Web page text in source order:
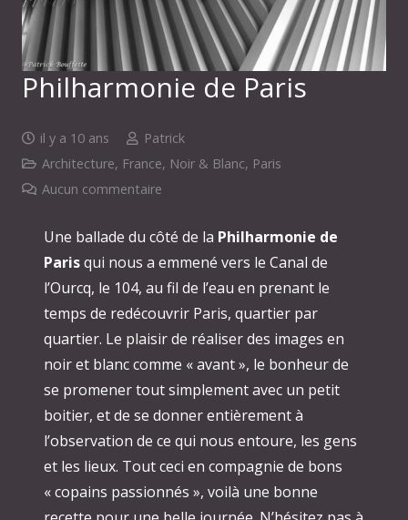
Philharmonie de Paris
il y a 10 ans
Patrick
Architecture, France, Noir & Blanc, Paris
Aucun commentaire
Une ballade du côté de la Philharmonie de
Parisqui nous a emmené vers le Canal de
l’Ourcq, le 104, au fil de l’eau en prenant le
temps de redécouvrir Paris, quartier par
quartier. Le plaisir de réaliser des images en
noir et blanc comme « avant », le bonheur de
se promener tout simplement avec un petit
boitier, et de se donner entièrement à
l’observation de ce qui nous entoure, les gens
et les lieux. Tout ceci en compagnie de bons
« copains passionnés », voilà une bonne